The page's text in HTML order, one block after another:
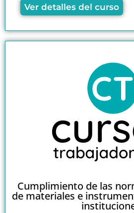
Ver detalles del curso
Cumplimiento de las
de materiales e